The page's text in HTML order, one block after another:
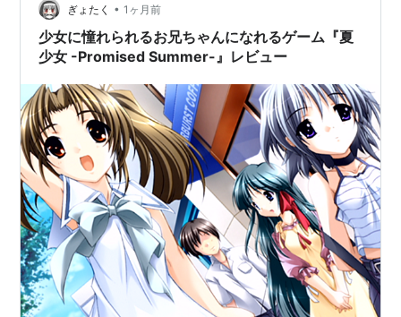
小山内(おさないひなたや町を出た後も交流のあった小田
久男との…
ぎょたく • 1ヶ月前
少女に憧れられるお兄ちゃんになれるゲーム『夏
少女 -Promised Summer-』レビュー